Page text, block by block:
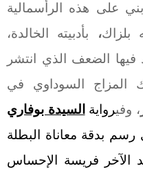
على هذه الرأسمالية
بلزاك، بأدبيته الخالدة،
فيها الضعف الذي انتشر
المزاج السوداوي في
، وفيرواية السيدة بوفاري
رسم بدقة معاناة البطلة
الآخر فريسة الإحساس